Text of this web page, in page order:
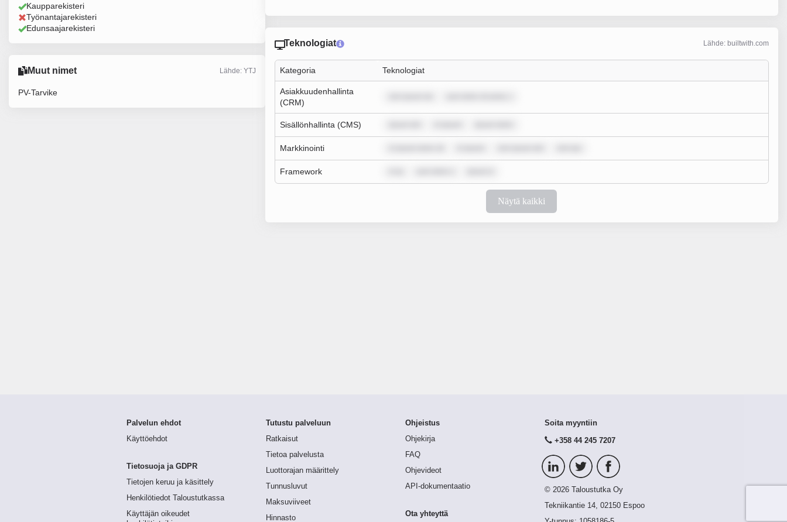
Kaupparekisteri
Työnantajarekisteri
Edunsaajarekisteri
Muut nimet Lähde: YTJ
PV-Tarvike
Teknologiat Lähde: builtwith.com
Kategoria Teknologiat
Asiakkuudenhallinta
(CRM)
Sisällönhallinta (CMS)
Markkinointi
Framework
Näytä kaikki
Palvelun ehdot
Käyttöehdot
Tietosuoja ja GDPR
Tietojen keruu ja käsittely
Henkilötiedot Taloustutkassa
Käyttäjän oikeudet
Tutustu palveluun
Ratkaisut
Tietoa palvelusta
Luottorajan määrittely
Tunnusluvut
Maksuviiveet
Hinnasto
Ohjeistus
Ohjekirja
FAQ
Ohjevideot
API-dokumentaatio
Ota yhteyttä
Soita myyntiin
+358 44 245 7207
© 2026 Taloustutka Oy
Tekniikantie 14, 02150 Espoo